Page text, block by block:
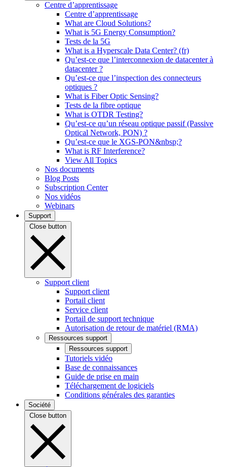
Centre d’apprentissage
Centre d’apprentissage
What are Cloud Solutions?
What is 5G Energy Consumption?
Tests de la 5G
What is a Hyperscale Data Center? (fr)
Qu’est-ce que l’interconnexion de datacenter à
datacenter ?
Qu’est-ce que l’inspection des connecteurs
optiques ?
What is Fiber Optic Sensing?
Tests de la fibre optique
What is OTDR Testing?
Qu’est-ce qu’un réseau optique passif (Passive
Optical Network, PON) ?
Qu’est-ce que le XGS-PON&nbsp;?
What is RF Interference?
View All Topics
Nos documents
Blog Posts
Subscription Center
Nos vidéos
Webinars
Support
Close button
Support client
Support client
Portail client
Service client
Portail de support technique
Autorisation de retour de matériel (RMA)
Ressources support
Ressources support
Tutoriels vidéo
Base de connaissances
Guide de prise en main
Téléchargement de logiciels
Conditions générales des garanties
Société
Close button